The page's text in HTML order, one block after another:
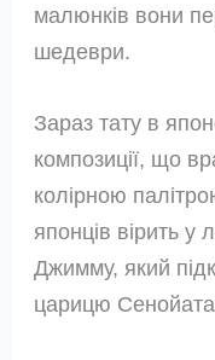
малюнків вони
шедеври.
Зараз тату в
композиції, що
колірною
японців вірить у
Джимму, який
царицю